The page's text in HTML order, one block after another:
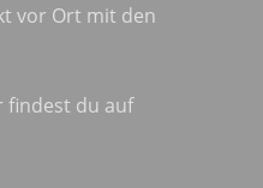
vor Ort mit den
findest du auf